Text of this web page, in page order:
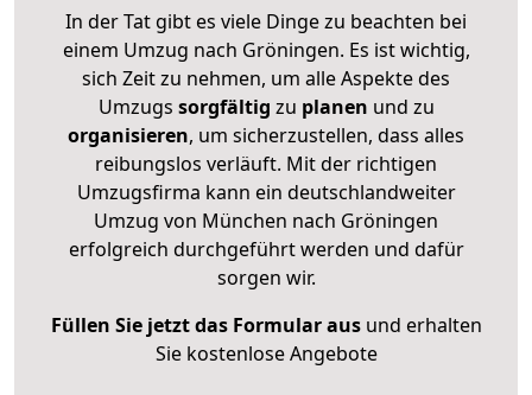
In der Tat gibt es viele Dinge zu beachten bei
einem Umzug nach Gröningen. Es ist wichtig,
sich Zeit zu nehmen, um alle Aspekte des
Umzugs sorgfältig zu planen und zu
organisieren, um sicherzustellen, dass alles
reibungslos verläuft. Mit der richtigen
Umzugsfirma kann ein deutschlandweiter
Umzug von München nach Gröningen
erfolgreich durchgeführt werden und dafür
sorgen wir.
Füllen Sie jetzt das Formular ausund erhalten
Sie kostenlose Angebote